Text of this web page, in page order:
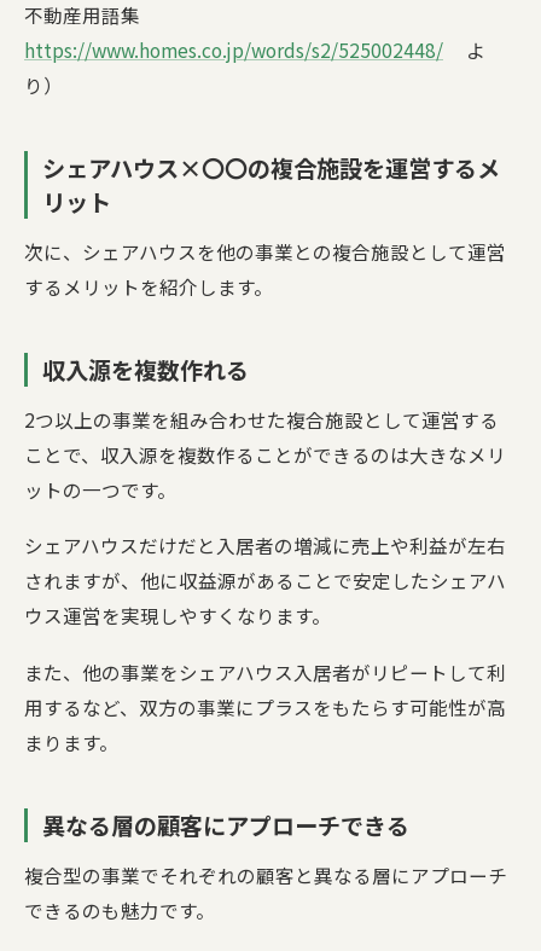
不動産用語集
https://www.homes.co.jp/words/s2/525002448/ よ
り）
シェアハウス×〇〇の複合施設を運営するメ
リット
次に、シェアハウスを他の事業との複合施設として運営
するメリットを紹介します。
収入源を複数作れる
2つ以上の事業を組み合わせた複合施設として運営する
ことで、収入源を複数作ることができるのは大きなメリ
ットの一つです。
シェアハウスだけだと入居者の増減に売上や利益が左右
されますが、他に収益源があることで安定したシェアハ
ウス運営を実現しやすくなります。
また、他の事業をシェアハウス入居者がリピートして利
用するなど、双方の事業にプラスをもたらす可能性が高
まります。
異なる層の顧客にアプローチできる
複合型の事業でそれぞれの顧客と異なる層にアプローチ
できるのも魅力です。